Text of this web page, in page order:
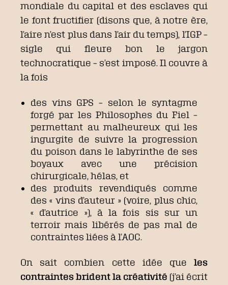
mondiale du capital et des esclaves qui
le font fructifier (disons que, à notre ère,
l’aire n’est plus dans l’air du temps), l’IGP –
sigle qui fleure bon le jargon
technocratique – s’est imposé. Il couvre à
la fois
des vins GPS – selon le syntagme
forgé par les Philosophes du Fiel –
permettant au malheureux qui les
ingurgite de suivre la progression
du poison dans le labyrinthe de ses
boyaux avec une précision
chirurgicale, hélas, et
des produits revendiqués comme
des « vins d’auteur » (voire, plus chic,
« d’autrice »), à la fois sis sur un
terroir mais libérés de pas mal de
contraintes liées à l’AOC.
On sait combien cette idée que les
contraintes brident la créativité (j’ai écrit